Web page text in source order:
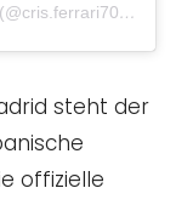
Ein Beitrag geteilt von Cristina Ferrari (@cris.ferrari70)am
steht der
offizielle